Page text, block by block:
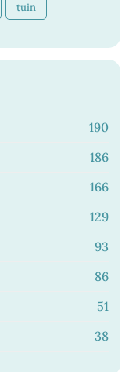
tuin
190
186
166
129
93
86
51
38